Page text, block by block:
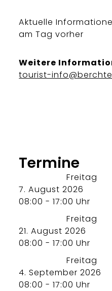
Aktuelle
am Tag vorher
Weitere
tourist-
Termine
Freitag
7. August 2026
08:00 - 17:00 Uhr
Freitag
21. August 2026
08:00 - 17:00 Uhr
Freitag
4. September 2026
08:00 - 17:00 Uhr